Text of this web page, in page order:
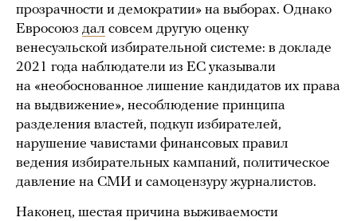
прозрачности и демократии» на выборах. Однако
Евросоюз дал совсем другую оценку
венесуэльской избирательной системе: в докладе
2021 года наблюдатели из ЕС указывали
на «необоснованное лишение кандидатов их права
на выдвижение», несоблюдение принципа
разделения властей, подкуп избирателей,
нарушение чавистами финансовых правил
ведения избирательных кампаний, политическое
давление на СМИ и самоцензуру журналистов.
Наконец, шестая причина выживаемости